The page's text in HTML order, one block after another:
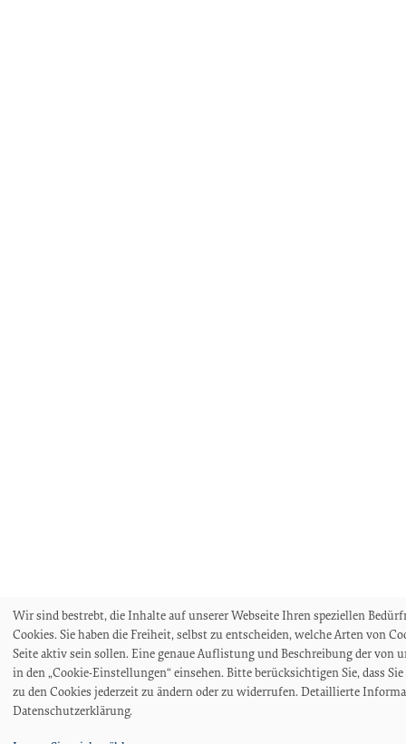
Wir sind bestrebt, die Inhalte auf unserer Webseite Ihren speziellen
Cookies. Sie haben die Freiheit, selbst zu entscheiden, welche Arten von
Seite aktiv sein sollen. Eine genaue Auflistung und Beschreibung der von
in den „Cookie-Einstellungen“ einsehen. Bitte berücksichtigen Sie, dass
zu den Cookies jederzeit zu ändern oder zu widerrufen. Detaillierte
Datenschutzerklärung.